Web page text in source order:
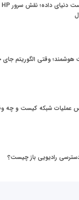
هوشمند؛ وقتی الگوریتم
عملیات شبکه کیست و چه
رادیویی باز چیست؟